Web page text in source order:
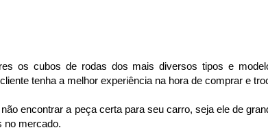
os cubos de rodas dos mais diversos tipos e
tenha a melhor experiência na hora de comprar e
encontrar a peça certa para seu carro, seja ele de
no mercado.